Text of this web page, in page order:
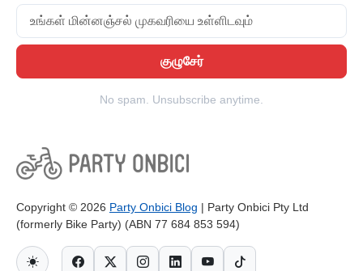
Email
குழுசேர்
No spam. Unsubscribe anytime.
Copyright © 2026 Party Onbici Blog | Party Onbici Pty Ltd
(formerly Bike Party) (ABN 77 684 853 594)